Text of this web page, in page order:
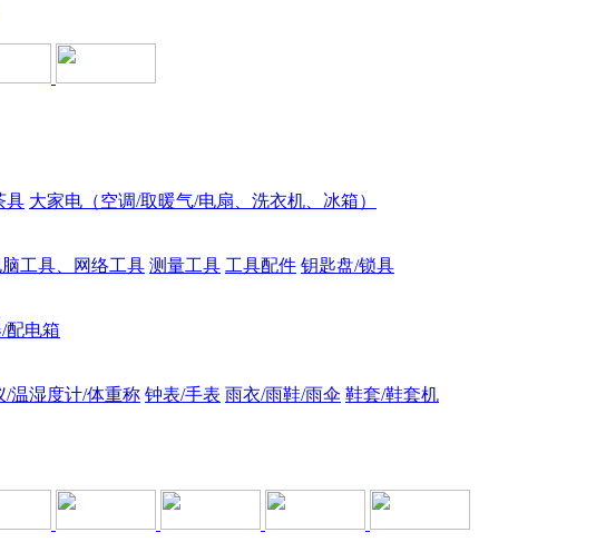
具 大家电（空调/取暖气/电扇、洗衣机、冰箱）
脑工具、网络工具 测量工具 工具配件 钥匙盘/锁具
配电箱
/温湿度计/体重称 钟表/手表 雨衣/雨鞋/雨伞 鞋套/鞋套机